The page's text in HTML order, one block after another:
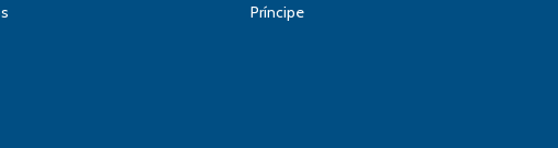
Príncipe